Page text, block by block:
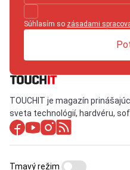
Súhlasím so zásadami
TOUCHIT je magazín
sveta technológií, hardvéru,
Tmavý režim